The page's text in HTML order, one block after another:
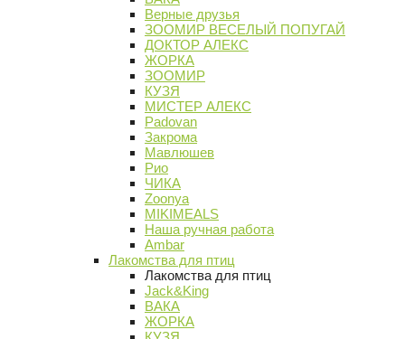
Верные друзья
ЗООМИР ВЕСЕЛЫЙ ПОПУГАЙ
ДОКТОР АЛЕКС
ЖОРКА
ЗООМИР
КУЗЯ
МИСТЕР АЛЕКС
Padovan
Закрома
Мавлюшев
Рио
ЧИКА
Zoonya
MIKIMEALS
Наша ручная работа
Ambar
Лакомства для птиц
Лакомства для птиц
Jack&King
ВАКА
ЖОРКА